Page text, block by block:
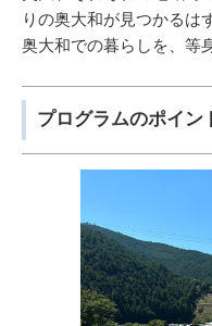
りの奥大和が見つかるは
奥大和での暮らしを、等
プログラムのポイン